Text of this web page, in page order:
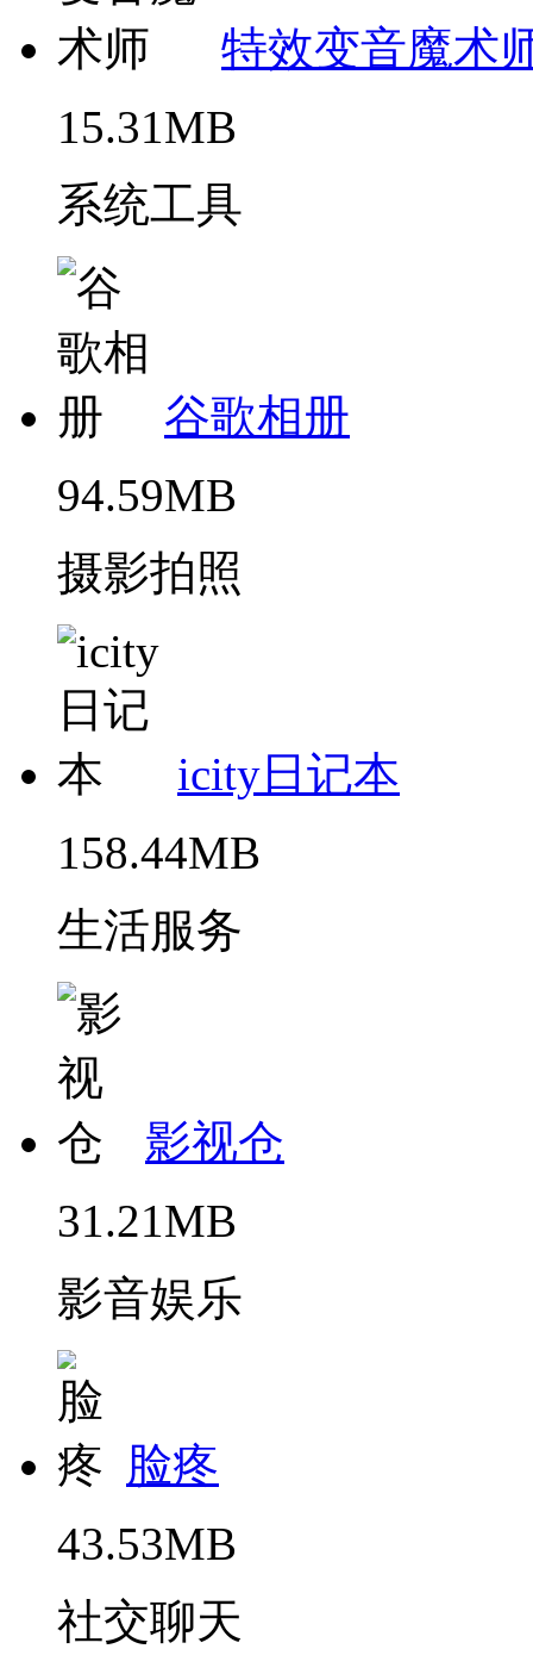
特效变音魔术
15.31MB
系统工具
谷歌相册
94.59MB
摄影拍照
icity日记本
158.44MB
生活服务
影视仓
31.21MB
影音娱乐
脸疼
43.53MB
社交聊天